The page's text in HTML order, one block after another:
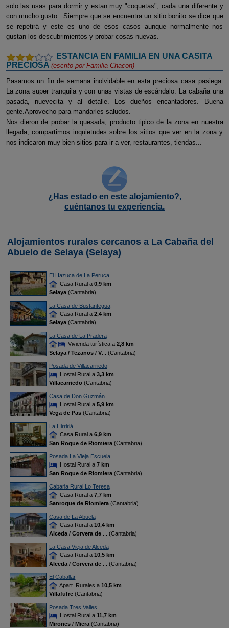
solo las usas para dormir y estan muy "coquetas", cada una diferente y
con mucho gusto...Siempre que se encuentra un sitio bonito se dice que
se repetirá y este es uno de esos casos aunque normalmente nos
gustan los descubrimientos y probar cosas nuevas.
ESTANCIA EN FAMILIA EN UNA CASITA
PRECIOSA (escrito por Familia Chacon)
Pasamos un fin de semana inolvidable en esta preciosa casa pasiega.
La zona super tranquila y con unas vistas de escándalo. La cabaña una
pasada, nuevecita y al detalle. Los dueños encantadores. Buena
gente.Aprovecho para mandarles saludos.
Nos dieron de probar la quesada, producto tipico de la zona en nuestra
llegada, compartimos inquietudes sobre los sitios que ver en la zona y
nos indicaron muy bien sitios para ir a ver, restaurantes, tiendas...
¿Has estado en este alojamiento?,
cuéntanos tu experiencia.
Alojamientos rurales cercanos a La Cabaña del
Abuelo de Selaya (Selaya)
El Hazuca de La Peruca
Casa Rural a 0,9 km
Selaya(Cantabria)
La Casa de Bustantegua
Casa Rural a 2,4 km
Selaya(Cantabria)
La Casa de La Pradera
Vivienda turística a 2,8 km
Selaya / Tezanos / V... (Cantabria)
Posada de Villacarriedo
Hostal Rural a 3,3 km
Villacarriedo(Cantabria)
Casa de Don Guzmán
Hostal Rural a 5,9 km
Vega de Pas(Cantabria)
La Hirririá
Casa Rural a 6,9 km
San Roque de Riomiera(Cantabria)
Posada La Vieja Escuela
Hostal Rural a 7 km
San Roque de Riomiera(Cantabria)
Cabaña Rural Lo Teresa
Casa Rural a 7,7 km
Sanroque de Riomiera(Cantabria)
Casa de La Abuela
Casa Rural a 10,4 km
Alceda / Corvera de
... (Cantabria)
La Casa Vieja de Alceda
Casa Rural a 10,5 km
Alceda / Corvera de
... (Cantabria)
El Caballar
Apart. Rurales a 10,5 km
Villafufre(Cantabria)
Posada Tres Valles
Hostal Rural a 11,7 km
Mirones / Miera(Cantabria)